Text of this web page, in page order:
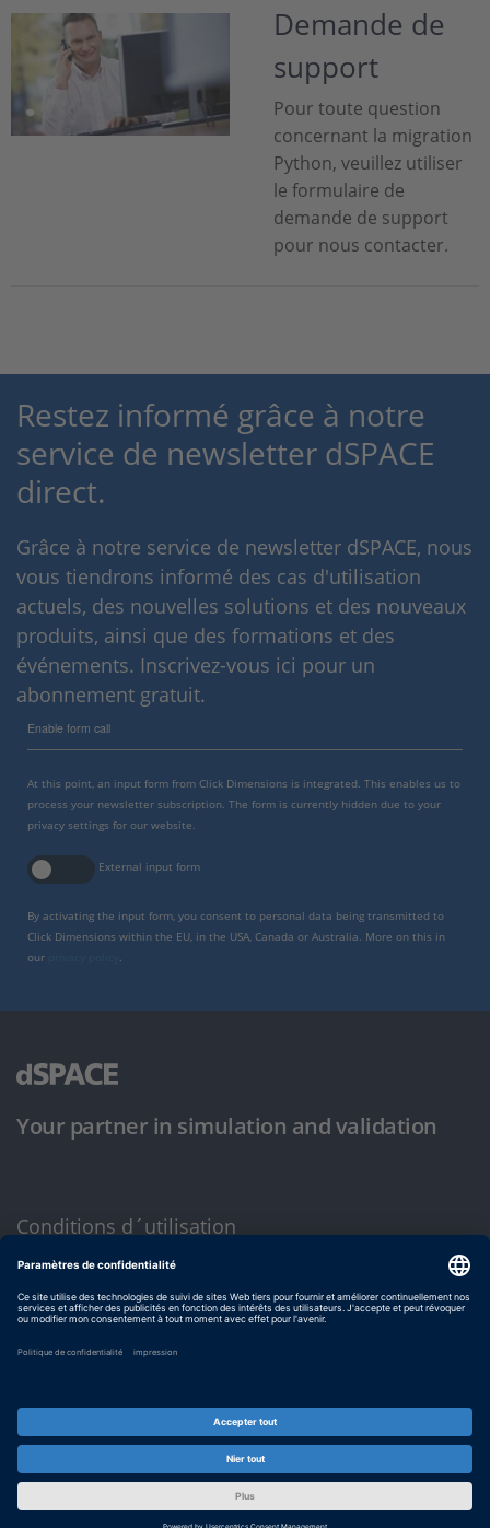
Demande de
support
Pour toute question
concernant la migration
Python, veuillez utiliser
le formulaire de
demande de support
pour nous contacter.
Restez informé grâce à notre
service de newsletter dSPACE
direct.
Grâce à notre service de newsletter dSPACE, nous
vous tiendrons informé des cas d'utilisation
actuels, des nouvelles solutions et des nouveaux
produits, ainsi que des formations et des
événements. Inscrivez-vous ici pour un
abonnement gratuit.
Enable form call
At this point, an input form from Click Dimensions is integrated. This enables us to
process your newsletter subscription. The form is currently hidden due to your
privacy settings for our website.
External input form
By activating the input form, you consent to personal data being transmitted to
Click Dimensions within the EU, in the USA, Canada or Australia. More on this in
our
.
Your partner in simulation and validation
Conditions d´utilisation
Politique de confidentialité
Mentions légales et conditions générales
© dSPACE